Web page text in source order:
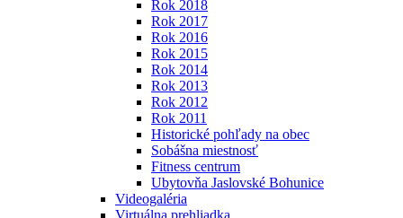
Rok 2018
Rok 2017
Rok 2016
Rok 2015
Rok 2014
Rok 2013
Rok 2012
Rok 2011
Historické pohľady na obec
Sobášna miestnosť
Fitness centrum
Ubytovňa Jaslovské Bohunice
Videogaléria
Virtuálna prehliadka